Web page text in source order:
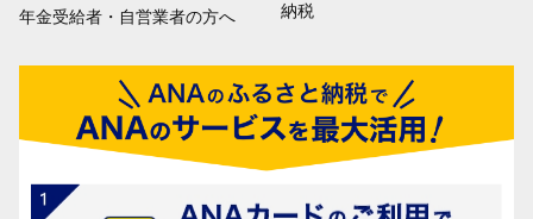
年金受給者・自営業者の方へ
納税